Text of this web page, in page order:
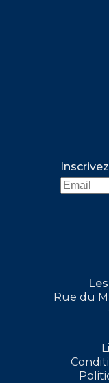
Rue du